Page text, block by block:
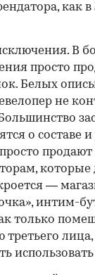
как
В
просто
Белых
не
о составе и
просто
—
интим-
только
третьего
использовать